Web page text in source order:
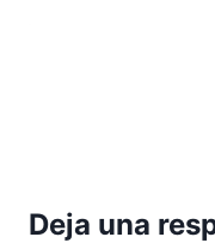
Deja una